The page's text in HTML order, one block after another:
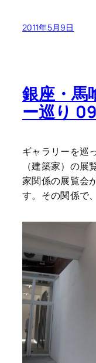
2011年5月9日
銀座・馬
ー巡り
ギャラリーを巡
（建築家）の
家関係の展覧会
す。その関係で